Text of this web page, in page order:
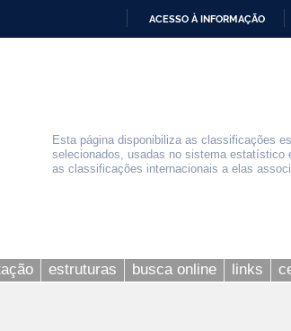
ACESSO À INFORMAÇÃO
Esta página disponibiliza as classificações
selecionados, usadas no sistema
as classificações internacionais a elas
estruturas busca online links